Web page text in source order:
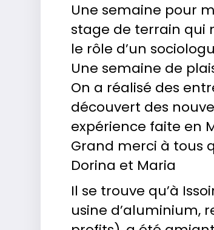
Une semaine pour
stage de terrain qui
le rôle d’un
Une semaine de
On a réalisé des
découvert des
expérience faite en
Grand merci à tous
Dorina et Maria
Il se trouve qu’à
usine d’aluminium,